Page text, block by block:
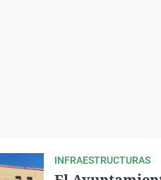
INFRAESTRUCTURAS